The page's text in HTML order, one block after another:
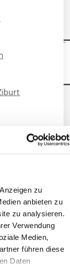
zu
anbieten zu
zu analysieren.
Verwendung
Medien,
führen diese
Daten